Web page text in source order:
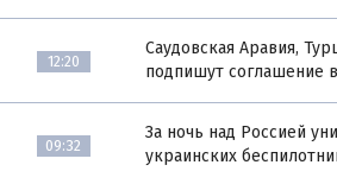
12:20
Саудовская Аравия,
подпишут соглашение
09:32
За ночь над Россией
украинских